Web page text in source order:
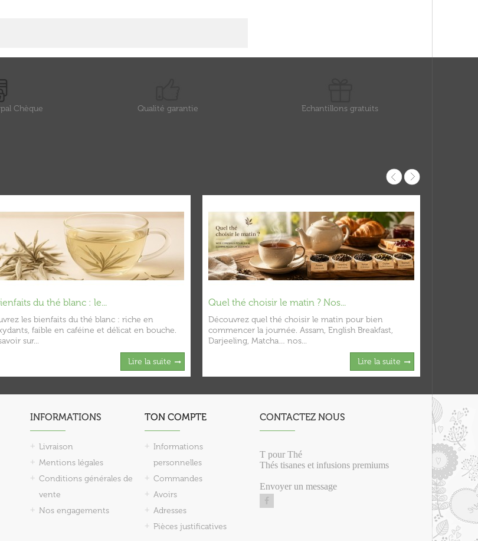
Chèque Qualité garantie Echantillons gratuits
du thé blanc : le...
les bienfaits du thé blanc : riche en
faible en caféine et délicat en bouche.
sur...
Lire la suite
Quel thé choisir le matin ? Nos...
Découvrez quel thé choisir le matin pour bien
commencer la journée. Assam, English Breakfast,
Darjeeling, Matcha… nos...
Lire la suite
INFORMATIONS
Livraison
Mentions légales
Conditions générales de
vente
Nos engagements
TON COMPTE
Informations
personnelles
Commandes
Avoirs
Adresses
Pièces justificatives
CONTACTEZ NOUS
T pour Thé
Thés tisanes et infusions premiums
Envoyer un message